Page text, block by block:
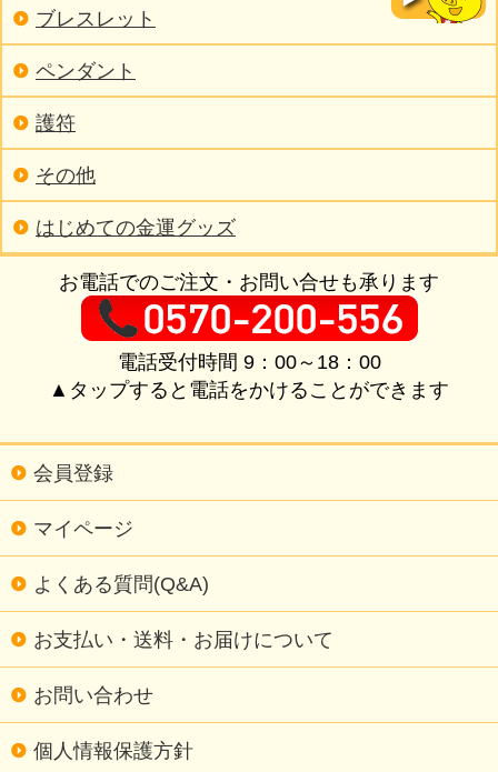
ブレスレット
ペンダント
護符
その他
はじめての金運グッズ
お電話でのご注文・お問い合せも承ります
電話受付時間 9：00～18：00
▲タップすると電話をかけることができます
会員登録
マイページ
よくある質問(Q&A)
お支払い・送料・お届けについて
お問い合わせ
個人情報保護方針